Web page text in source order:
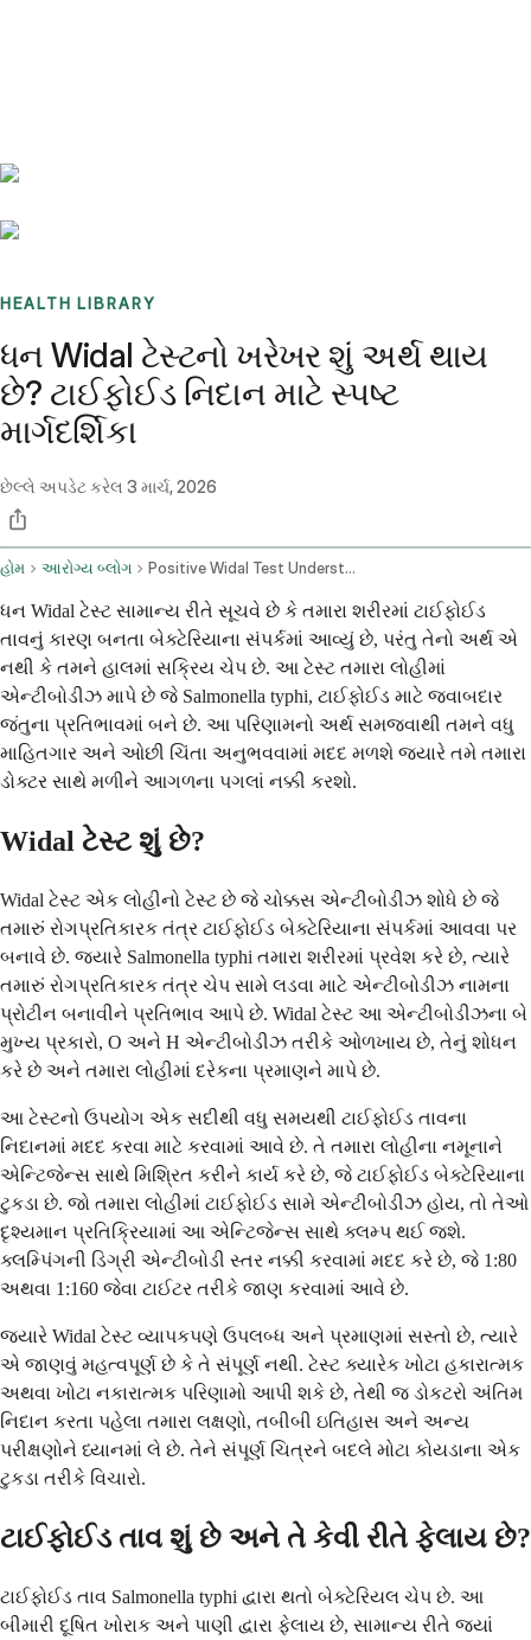
HEALTH LIBRARY
ધન Widal ટેસ્ટનો ખરેખર શું અર્થ થાય
છે? ટાઈફોઈડ નિદાન માટે સ્પષ્ટ
માર્ગદર્શિકા
છેલ્લે અપડેટ કરેલ 3 માર્ચ, 2026
હોમ આરોગ્ય બ્લોગ Positive Widal Test Understanding Typhoid Fever Diagnosis
ધન Widal ટેસ્ટ સામાન્ય રીતે સૂચવે છે કે તમારા શરીરમાં ટાઈફોઈડ
તાવનું કારણ બનતા બેક્ટેરિયાના સંપર્કમાં આવ્યું છે, પરંતુ તેનો અર્થ એ
નથી કે તમને હાલમાં સક્રિય ચેપ છે. આ ટેસ્ટ તમારા લોહીમાં
એન્ટીબોડીઝ માપે છે જે Salmonella typhi, ટાઈફોઈડ માટે જવાબદાર
જંતુના પ્રતિભાવમાં બને છે. આ પરિણામનો અર્થ સમજવાથી તમને વધુ
માહિતગાર અને ઓછી ચિંતા અનુભવવામાં મદદ મળશે જ્યારે તમે તમારા
ડોક્ટર સાથે મળીને આગળના પગલાં નક્કી કરશો.
Widal ટેસ્ટ શું છે?
Widal ટેસ્ટ એક લોહીનો ટેસ્ટ છે જે ચોક્કસ એન્ટીબોડીઝ શોધે છે જે
તમારું રોગપ્રતિકારક તંત્ર ટાઈફોઈડ બેક્ટેરિયાના સંપર્કમાં આવવા પર
બનાવે છે. જ્યારે Salmonella typhi તમારા શરીરમાં પ્રવેશ કરે છે, ત્યારે
તમારું રોગપ્રતિકારક તંત્ર ચેપ સામે લડવા માટે એન્ટીબોડીઝ નામના
પ્રોટીન બનાવીને પ્રતિભાવ આપે છે. Widal ટેસ્ટ આ એન્ટીબોડીઝના બે
મુખ્ય પ્રકારો, O અને H એન્ટીબોડીઝ તરીકે ઓળખાય છે, તેનું શોધન
કરે છે અને તમારા લોહીમાં દરેકના પ્રમાણને માપે છે.
આ ટેસ્ટનો ઉપયોગ એક સદીથી વધુ સમયથી ટાઈફોઈડ તાવના
નિદાનમાં મદદ કરવા માટે કરવામાં આવે છે. તે તમારા લોહીના નમૂનાને
એન્ટિજેન્સ સાથે મિશ્રિત કરીને કાર્ય કરે છે, જે ટાઈફોઈડ બેક્ટેરિયાના
ટુકડા છે. જો તમારા લોહીમાં ટાઈફોઈડ સામે એન્ટીબોડીઝ હોય, તો તેઓ
દૃશ્યમાન પ્રતિક્રિયામાં આ એન્ટિજેન્સ સાથે ક્લમ્પ થઈ જશે.
ક્લમ્પિંગની ડિગ્રી એન્ટીબોડી સ્તર નક્કી કરવામાં મદદ કરે છે, જે 1:80
અથવા 1:160 જેવા ટાઈટર તરીકે જાણ કરવામાં આવે છે.
જ્યારે Widal ટેસ્ટ વ્યાપકપણે ઉપલબ્ધ અને પ્રમાણમાં સસ્તો છે, ત્યારે
એ જાણવું મહત્વપૂર્ણ છે કે તે સંપૂર્ણ નથી. ટેસ્ટ ક્યારેક ખોટા હકારાત્મક
અથવા ખોટા નકારાત્મક પરિણામો આપી શકે છે, તેથી જ ડોકટરો અંતિમ
નિદાન કરતા પહેલા તમારા લક્ષણો, તબીબી ઇતિહાસ અને અન્ય
પરીક્ષણોને ધ્યાનમાં લે છે. તેને સંપૂર્ણ ચિત્રને બદલે મોટા કોયડાના એક
ટુકડા તરીકે વિચારો.
ટાઈફોઈડ તાવ શું છે અને તે કેવી રીતે ફેલાય છે?
ટાઈફોઈડ તાવ Salmonella typhi દ્વારા થતો બેક્ટેરિયલ ચેપ છે. આ
બીમારી દૂષિત ખોરાક અને પાણી દ્વારા ફેલાય છે, સામાન્ય રીતે જ્યાં